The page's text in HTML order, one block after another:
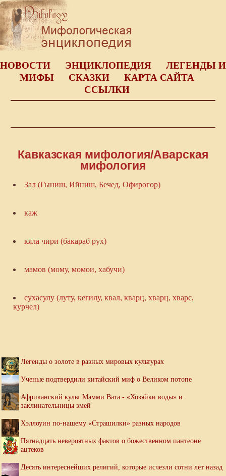
НОВОСТИ ЭНЦИКЛОПЕДИЯ
ЛЕГЕНДЫ И
МИФЫ
СКАЗКИ
КАРТА САЙТА
ССЫЛКИ
Кавказская мифология/Аварская
мифология
Зал (Гыниш, Ийниш, Бечед, Офирогор)
каж
кяла чири (бакараб рух)
мамов (мому, момои, хабучи)
сухасулу (луту, кегилу, квал, кварц, хварц, хварс,
курчел)
Легенды о золоте в разных мировых культурах
Ученые подтвердили китайский миф о Великом потопе
Африканский культ Мамми Вата - «Хозяйки воды» и
заклинательницы змей
Хэллоуин по-нашему «Страшилки» разных народов
Пятнадцать невероятных фактов о божественном пантеоне
ацтеков
Десять интереснейших религий, которые исчезли сотни лет назад